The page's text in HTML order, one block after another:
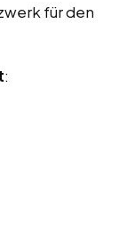
für den
: